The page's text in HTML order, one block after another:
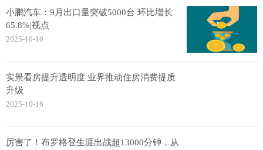
小鹏汽车：9月出口量突破5000台 环比增长
65.8%|视点
2025-10-16
实景看房提升透明度 业界推动住房消费提质
升级
2025-10-16
厉害了！布罗格登生涯出战超13000分钟，从